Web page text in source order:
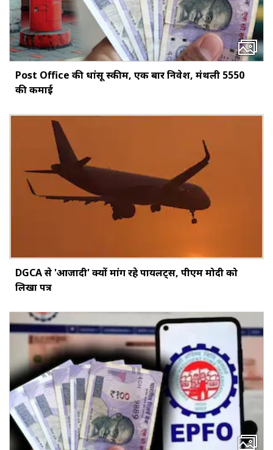
Post Office की धांसू स्कीम, एक बार निवेश, मंथली ₹5550
की कमाई
DGCA से 'आजादी' क्यों मांग रहे पायलट्स, पीएम मोदी को
लिखा पत्र